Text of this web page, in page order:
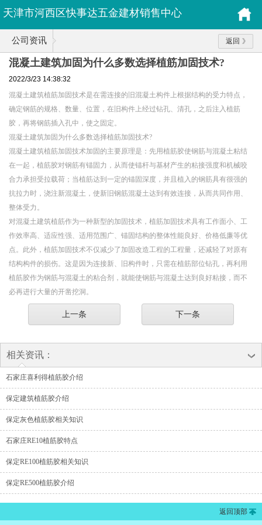
天津市河西区快事达五金建材销售中心
公司资讯 返回
混凝土建筑加固为什么多数选择植筋加固技术?
2022/3/23 14:38:32
混凝土建筑植筋加固技术是在需连接的旧混凝土构件上根据结构的受力特点，
确定钢筋的规格、数量、位置，在旧构件上经过钻孔、清孔，之后注入植筋
胶，再将钢筋插入孔中，使之固定。
混凝土建筑加固为什么多数选择植筋加固技术?
混凝土建筑植筋加固技术加固的主要原理是：先用植筋胶使钢筋与混凝土粘结
在一起，植筋胶对钢筋有锚固力，从而使锚杆与基材产生的粘接强度和机械咬
合力承担受拉载荷；当植筋达到一定的锚固深度，并且植入的钢筋具有很强的
抗拉力时，浇注新混凝土，使新旧钢筋混凝土达到有效连接，从而共同作用、
整体受力。
对混凝土建筑植筋作为一种新型的加固技术，植筋加固技术具有工作面小、工
作效率高、适应性强、适用范围广、锚固结构的整体性能良好、价格低廉等优
点。此外，植筋加固技术不仅减少了加固改造工程的工程量，还减轻了对原有
结构构件的损伤。这是因为连接新、旧构件时，只需在植筋部位钻孔，再利用
植筋胶作为钢筋与混凝土的粘合剂，就能使钢筋与混凝土达到良好粘接，而不
必再进行大量的开凿挖洞。
上一条 下一条
相关资讯：
石家庄喜利得植筋胶介绍
保定建筑植筋胶介绍
保定灰色植筋胶相关知识
石家庄RE10植筋胶特点
保定RE100植筋胶相关知识
保定RE500植筋胶介绍
返回顶部